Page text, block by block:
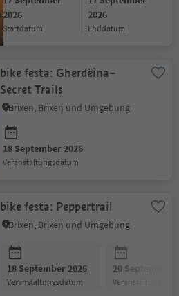
2026
Startdatum
2026
Enddatum
bike festa: Gherdëina–
Secret Trails
Brixen, Brixen und Umgebung
18 September 2026
Veranstaltungsdatum
bike festa: Peppertrail
Brixen, Brixen und Umgebung
18 September 2026
Veranstaltungsdatum
20 September